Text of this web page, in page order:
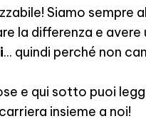
Siamo sempre
la differenza e avere
... quindi perché non
e qui sotto puoi
insieme a noi!